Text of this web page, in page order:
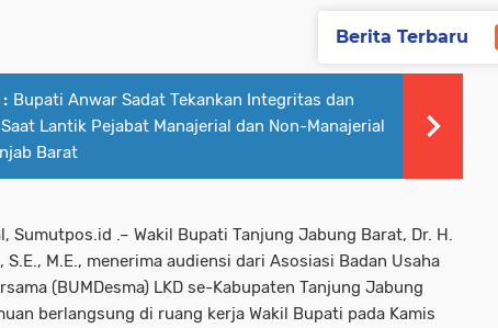
Bupati Anwar Sadat Tekankan Integritas dan
Lantik Pejabat Manajerial dan Non-Manajerial
Barat
Sumutpos.id .– Wakil Bupati Tanjung Jabung Barat, Dr. H.
S.E., M.E., menerima audiensi dari Asosiasi Badan Usaha
(BUMDesma) LKD se-Kabupaten Tanjung Jabung
berlangsung di ruang kerja Wakil Bupati pada Kamis
Berita Terbaru